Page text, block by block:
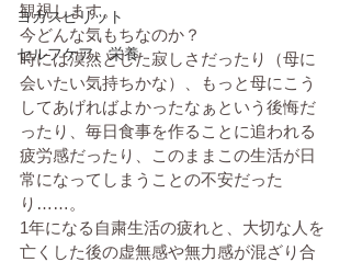
ヨガスピリット
セルフケア、栄養
観視します。
今どんな気もちなのか？
時には漠然とした寂しさだったり（母に
会いたい気持ちかな）、もっと母にこう
してあげればよかったなぁという後悔だ
ったり、毎日食事を作ることに追われる
疲労感だったり、このままこの生活が日
常になってしまうことの不安だった
り……。
1年になる自粛生活の疲れと、大切な人を
亡くした後の虚無感や無力感が混ざり合